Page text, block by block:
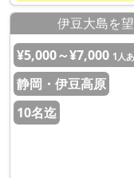
伊豆大島を
¥5,000～¥7,000 1人
静岡・伊豆高原
10名迄